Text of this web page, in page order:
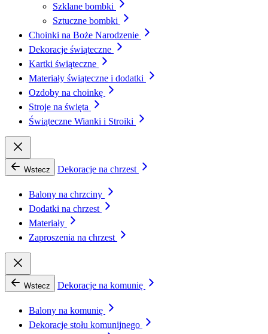
Szklane bombki
Sztuczne bombki
Choinki na Boże Narodzenie
Dekoracje świąteczne
Kartki świąteczne
Materiały świąteczne i dodatki
Ozdoby na choinkę
Stroje na święta
Świąteczne Wianki i Stroiki
Wstecz Dekoracje na chrzest
Balony na chrzciny
Dodatki na chrzest
Materiały
Zaproszenia na chrzest
Wstecz Dekoracje na komunię
Balony na komunię
Dekoracje stołu komunijnego